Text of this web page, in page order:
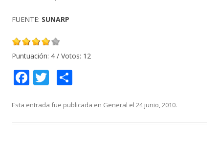
FUENTE: SUNARP
Puntuación: 4 / Votos: 12
F
e
T
itt m
Esta entrada fue publicada en General el 24 junio, 2010.